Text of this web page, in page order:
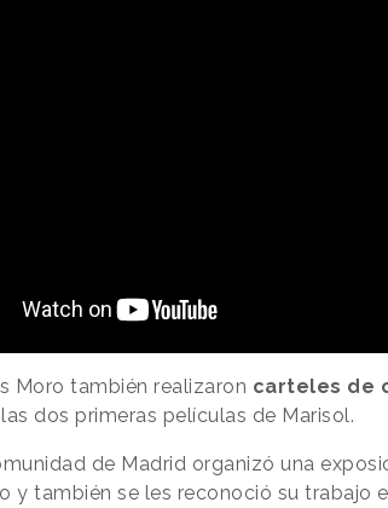
Moro también realizaron carteles de
dos primeras películas de Marisol.
de Madrid organizó una
y también se les reconoció su trabajo